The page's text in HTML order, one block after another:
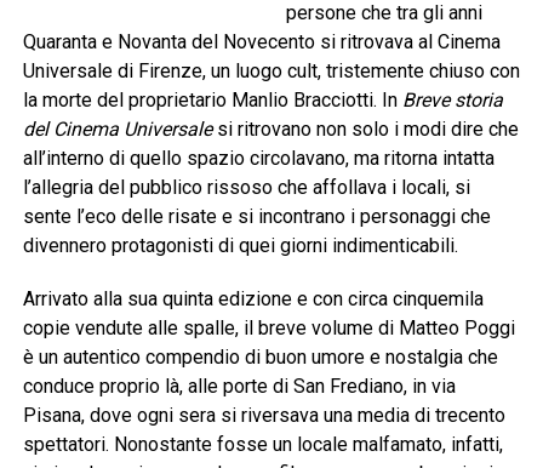
persone che tra gli anni
Quaranta e Novanta del Novecento si ritrovava al Cinema
Universale di Firenze, un luogo cult, tristemente chiuso con
la morte del proprietario Manlio Bracciotti. In Breve storia
del Cinema Universalesi ritrovano non solo i modi dire che
all’interno di quello spazio circolavano, ma ritorna intatta
l’allegria del pubblico rissoso che affollava i locali, si
sente l’eco delle risate e si incontrano i personaggi che
divennero protagonisti di quei giorni indimenticabili.
Arrivato alla sua quinta edizione e con circa cinquemila
copie vendute alle spalle, il breve volume di Matteo Poggi
è un autentico compendio di buon umore e nostalgia che
conduce proprio là, alle porte di San Frediano, in via
Pisana, dove ogni sera si riversava una media di trecento
spettatori. Nonostante fosse un locale malfamato, infatti,